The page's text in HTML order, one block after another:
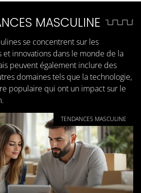
MASCULINE
se concentrent sur les
innovations dans le monde de la
peuvent également inclure des
domaines tels que la technologie,
populaire qui ont un impact sur le
TENDANCES MASCULINE